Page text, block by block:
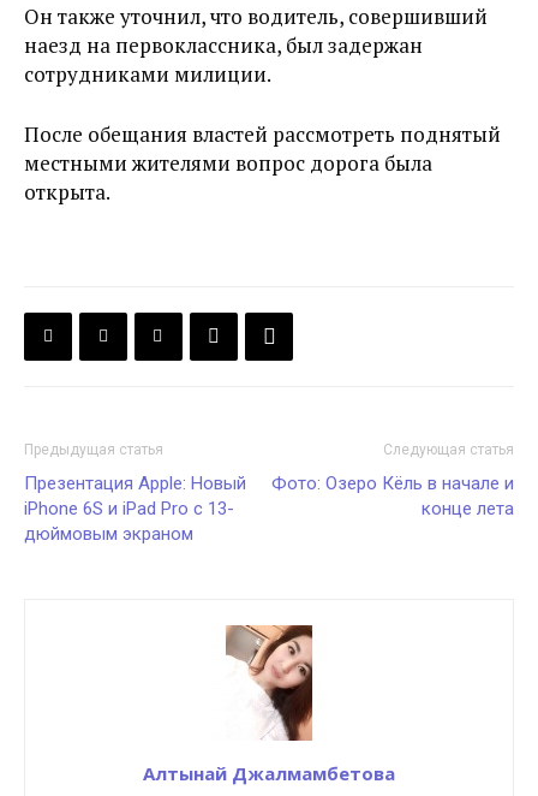
Он также уточнил, что водитель, совершивший
наезд на первоклассника, был задержан
сотрудниками милиции.
После обещания властей рассмотреть поднятый
местными жителями вопрос дорога была
открыта.
Предыдущая статья
Презентация Apple: Новый
iPhone 6S и iPad Pro с 13-
дюймовым экраном
Следующая статья
Фото: Озеро Кёль в начале и
конце лета
Алтынай Джалмамбетова